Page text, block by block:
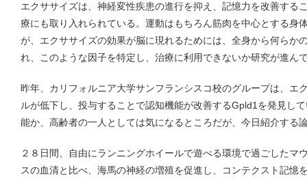
エクササイズは、神経変性疾患の進行を抑え、記憶力を改善する
療にも取り入れられている。運動はもちろん筋肉を中心とする身
が、エクササイズの効果が脳に現れるためには、全身から何らか
れ、このような因子を特定し、治療に利用できないか研究が進ん
昨年、カリフォルニア大学サンフランシスコ校のグループは、エ
ルが低下し、投与することで認知機能が改善するGpld1を発見し
能か、高齢者の一人としては気になるところだが、今日紹介する
２８日間、自由にランニングホイールで遊べる環境で過ごしたマ
スの血清と比べ、海馬の神経の増殖を促進し、コンテクスト記憶